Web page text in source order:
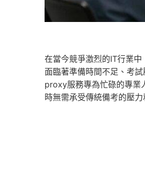
在當今競爭激烈的IT行業
面臨著準備時間不足、考
proxy服務專為忙碌的專業
時無需承受傳統備考的壓力